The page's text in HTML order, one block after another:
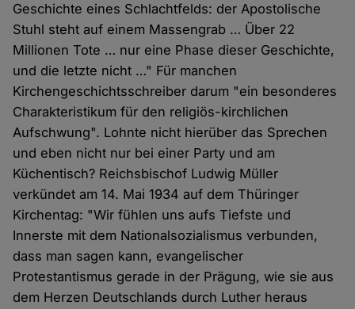
Geschichte eines Schlachtfelds: der Apostolische
Stuhl steht auf einem Massengrab … Über 22
Millionen Tote … nur eine Phase dieser Geschichte,
und die letzte nicht …" Für manchen
Kirchengeschichtsschreiber darum "ein besonderes
Charakteristikum für den religiös-kirchlichen
Aufschwung". Lohnte nicht hierüber das Sprechen
und eben nicht nur bei einer Party und am
Küchentisch? Reichsbischof Ludwig Müller
verkündet am 14. Mai 1934 auf dem Thüringer
Kirchentag: "Wir fühlen uns aufs Tiefste und
Innerste mit dem Nationalsozialismus verbunden,
dass man sagen kann, evangelischer
Protestantismus gerade in der Prägung, wie sie aus
dem Herzen Deutschlands durch Luther heraus